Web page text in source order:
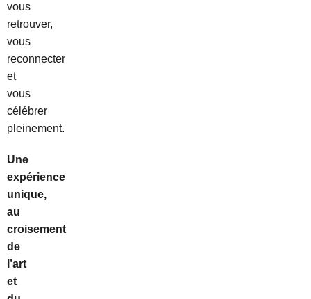
vous
retrouver,
vous
reconnecter
et
vous
célébrer
pleinement.
Une
expérience
unique,
au
croisement
de
l’art
et